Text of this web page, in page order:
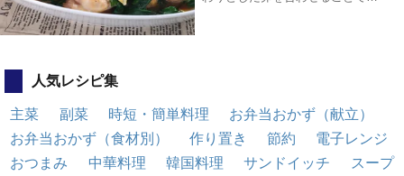
人気レシピ集
主菜 副菜 時短・簡単料理
お弁当おかず（献立）
お弁当おかず（食材別）
作り置き 節約
電子レンジ
おつまみ
中華料理 韓国料理 サンドイッチ
スープ